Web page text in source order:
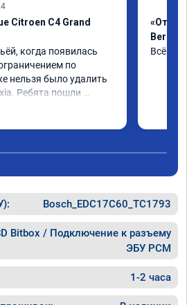
Citroen C4 Grand
когда появилась
по
нельзя было удалить
Ребята пошли
приняли и за час
Всё
Bosch_EDC17C60_TC1793
Bitbox / Подключение к разъему
ЭБУ PCM
1-2 часа